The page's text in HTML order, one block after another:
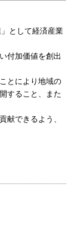
として経済産業
付加価値を創出
とにより地域の
すること、また
献できるよう、